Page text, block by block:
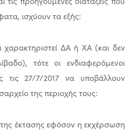
ισχύουν τα εξής:
χαρακτηριστεί ΔΑ ή ΧΑ (και δεν
τότε οι ενδιαφερόμενοι
τις 27/7/2017 να υποβάλλουν
της περιοχής τους:
της έκτασης εφόσον η εκχέρσωση